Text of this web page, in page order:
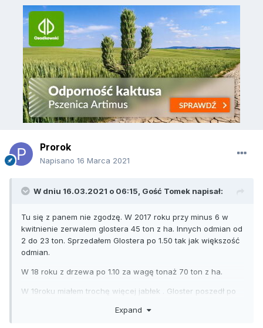
Prorok
Napisano 16 Marca 2021
W dniu 16.03.2021 o 06:15, Gość Tomek napisał:
Tu się z panem nie zgodzę. W 2017 roku przy minus 6 w
kwitnienie zerwalem glostera 45 ton z ha. Innych odmian od
2 do 23 ton. Sprzedałem Glostera po 1.50 tak jak większość
odmian.
W 18 roku z drzewa po 1.10 za wagę tonaż 70 ton z ha.
W 19roku miałem trochę więcej jabłek . Gloster poszedł po
Expand